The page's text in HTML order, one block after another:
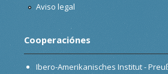
Aviso legal
Cooperaciónes
Ibero-Amerikanisches Institut -